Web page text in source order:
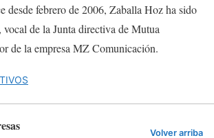
desde febrero de 2006, Zaballa Hoz ha sido
de la Junta directiva de Mutua
de la empresa MZ Comunicación.
Volver arriba